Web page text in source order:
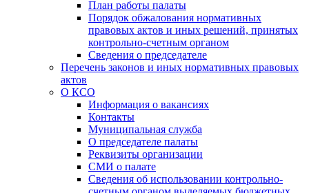
План работы палаты
Порядок обжалования нормативных
правовых актов и иных решений, принятых
контрольно-счетным органом
Сведения о председателе
Перечень законов и иных нормативных правовых
актов
О КСО
Информация о вакансиях
Контакты
Муниципальная служба
О председателе палаты
Реквизиты организации
СМИ о палате
Сведения об использовании контрольно-